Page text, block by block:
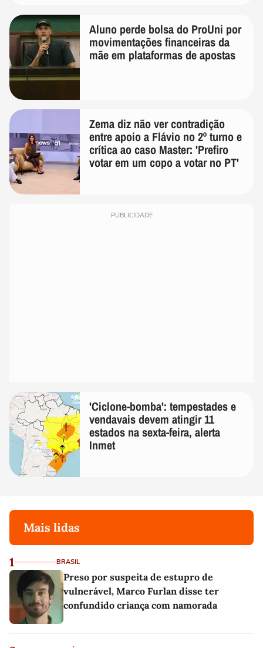
Aluno perde bolsa do ProUni por
movimentações financeiras da
mãe em plataformas de apostas
Zema diz não ver contradição
entre apoio a Flávio no 2º turno e
crítica ao caso Master: 'Prefiro
votar em um copo a votar no PT'
PUBLICIDADE
'Ciclone-bomba': tempestades e
vendavais devem atingir 11
estados na sexta-feira, alerta
Inmet
Mais lidas
1 BRASIL
Preso por suspeita de estupro de
vulnerável, Marco Furlan disse ter
confundido criança com namorada